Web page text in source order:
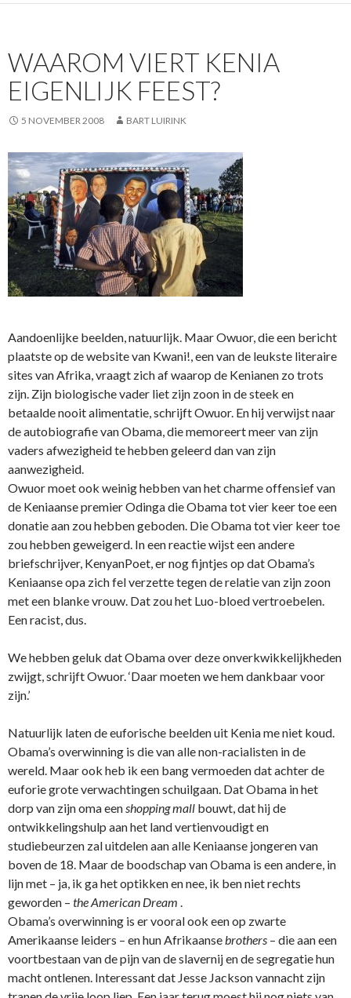
WAAROM VIERT KENIA
EIGENLIJK FEEST?
5 NOVEMBER 2008 BART LUIRINK
Aandoenlijke beelden, natuurlijk. Maar Owuor, die een bericht
plaatste op de website van Kwani!, een van de leukste literaire
sites van Afrika, vraagt zich af waarop de Kenianen zo trots
zijn. Zijn biologische vader liet zijn zoon in de steek en
betaalde nooit alimentatie, schrijft Owuor. En hij verwijst naar
de autobiografie van Obama, die memoreert meer van zijn
vaders afwezigheid te hebben geleerd dan van zijn
aanwezigheid.
Owuor moet ook weinig hebben van het charme offensief van
de Keniaanse premier Odinga die Obama tot vier keer toe een
donatie aan zou hebben geboden. Die Obama tot vier keer toe
zou hebben geweigerd. In een reactie wijst een andere
briefschrijver, KenyanPoet, er nog fijntjes op dat Obama’s
Keniaanse opa zich fel verzette tegen de relatie van zijn zoon
met een blanke vrouw. Dat zou het Luo-bloed vertroebelen.
Een racist, dus.
We hebben geluk dat Obama over deze onverkwikkelijkheden
zwijgt, schrijft Owuor. ‘Daar moeten we hem dankbaar voor
zijn.’
Natuurlijk laten de euforische beelden uit Kenia me niet koud.
Obama’s overwinning is die van alle non-racialisten in de
wereld. Maar ook heb ik een bang vermoeden dat achter de
euforie grote verwachtingen schuilgaan. Dat Obama in het
dorp van zijn oma eenshopping mall bouwt, dat hij de
ontwikkelingshulp aan het land vertienvoudigt en
studiebeurzen zal uitdelen aan alle Keniaanse jongeren van
boven de 18. Maar de boodschap van Obama is een andere, in
lijn met – ja, ik ga het optikken en nee, ik ben niet rechts
geworden – the American Dream .
Obama’s overwinning is er vooral ook een op zwarte
Amerikaanse leiders – en hun Afrikaansebrothers – die aan een
voortbestaan van de pijn van de slavernij en de segregatie hun
macht ontlenen. Interessant dat Jesse Jackson vannacht zijn